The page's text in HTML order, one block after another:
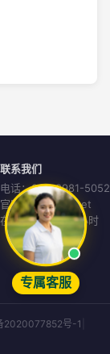
联系我们
电话：020-8981-5052
官网：gibbous.net
在线客服：7×24小时
2020077852号-1
专属客服